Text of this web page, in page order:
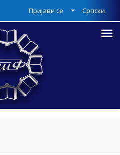
Српски
Пријави се